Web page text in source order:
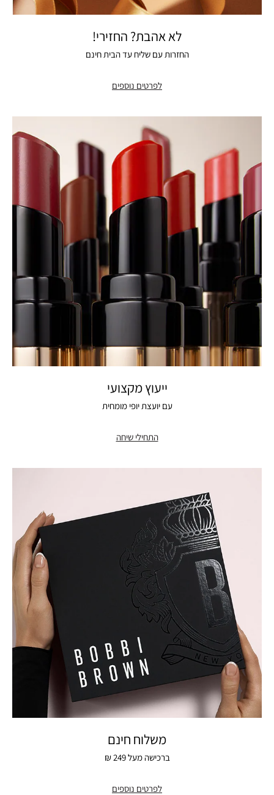
לא אהבת? החזירי!
החזרות עם שליח עד הבית חינם
לפרטים נוספים
ייעוץ מקצועי
עם יועצת יופי מומחית
התחילי שיחה
משלוח חינם
ברכישה מעל 249 ₪
לפרטים נוספים